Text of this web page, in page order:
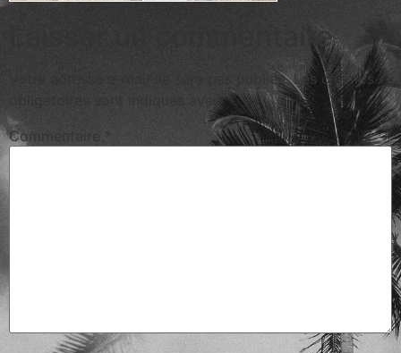
Laisser un commentaire
Votre adresse e-mail ne sera pas publiée. Les champs
obligatoires sont indiqués avec*
Commentaire *